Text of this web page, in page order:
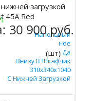
Напольный
Компрессорное
Да
Внизу В Шкафчик
310х340х1040
С Нижней Загрузкой
загрузкой
45A Red
30 900 руб.
(шт)